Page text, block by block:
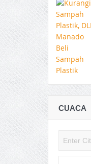
CUACA